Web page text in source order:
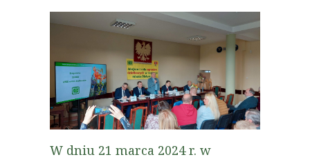
W dniu 21 marca 2024 r. w